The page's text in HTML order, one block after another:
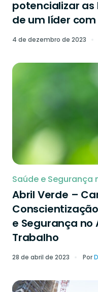
potencializar
de um líder com
4 de dezembro de 2023
Saúde e Segurança
Abril Verde –
e Segurança
Trabalho
28 de abril de 2023 Por